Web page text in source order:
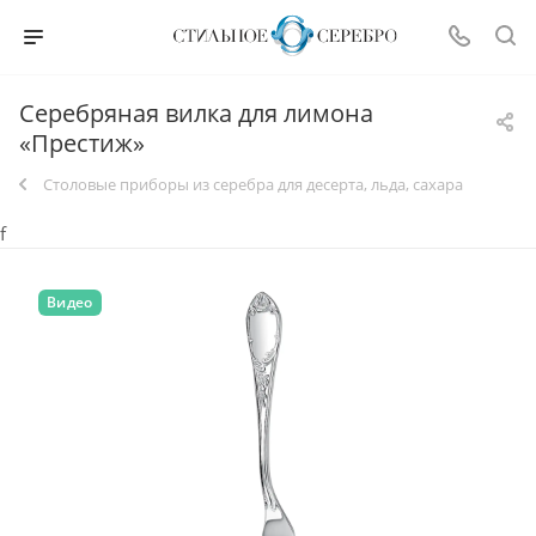
Серебряная вилка для лимона
«Престиж»
Столовые приборы из серебра для десерта, льда, сахара
f
Видео